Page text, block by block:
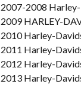
2007-2008
2009 HARLEY-
2010 Harley-
2011 Harley-
2012 Harley-
2013 Harley-